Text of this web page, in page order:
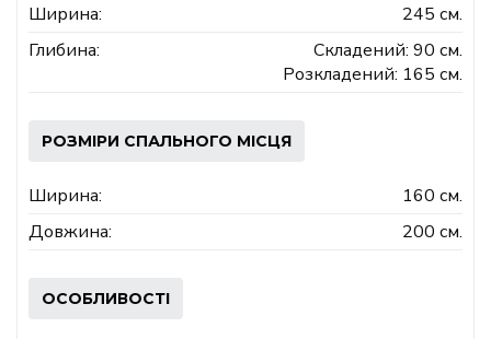
Ширина:
245 см.
Глибина:
Складений: 90 см.
Розкладений: 165 см.
РОЗМІРИ СПАЛЬНОГО МІСЦЯ
Ширина:
160 см.
Довжина:
200 см.
ОСОБЛИВОСТІ